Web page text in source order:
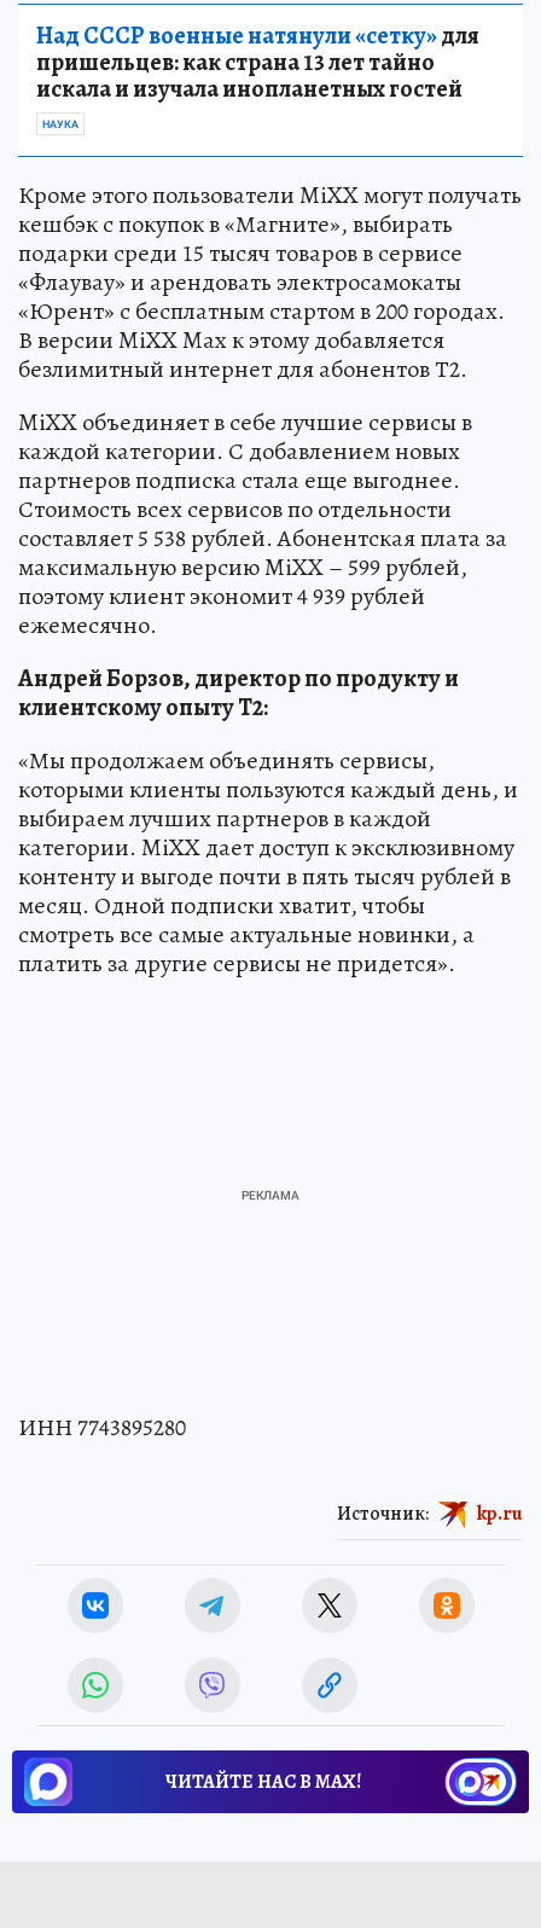
Над СССР военные натянули «сетку»для
пришельцев: как страна 13 лет тайно
искала и изучала инопланетных гостей
НАУКА
Кроме этого пользователи MiXX могут получать
кешбэк с покупок в «Магните», выбирать
подарки среди 15 тысяч товаров в сервисе
«Флаувау» и арендовать электросамокаты
«Юрент» с бесплатным стартом в 200 городах.
В версии MiXX Max к этому добавляется
безлимитный интернет для абонентов Т2.
MiXX объединяет в себе лучшие сервисы в
каждой категории. С добавлением новых
партнеров подписка стала еще выгоднее.
Стоимость всех сервисов по отдельности
составляет 5 538 рублей. Абонентская плата за
максимальную версию MiXX – 599 рублей,
поэтому клиент экономит 4 939 рублей
ежемесячно.
Андрей Борзов, директор по продукту и
клиентскому опыту T2:
«Мы продолжаем объединять сервисы,
которыми клиенты пользуются каждый день, и
выбираем лучших партнеров в каждой
категории. MiXX дает доступ к эксклюзивному
контенту и выгоде почти в пять тысяч рублей в
месяц. Одной подписки хватит, чтобы
смотреть все самые актуальные новинки, а
платить за другие сервисы не придется».
ИНН 7743895280
Источник: kp.ru
ЧИТАЙТЕ НАС В МАХ!